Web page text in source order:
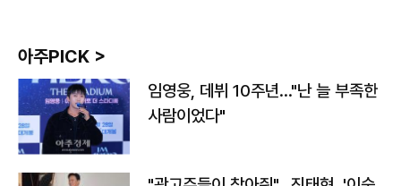
아주PICK >
임영웅, 데뷔 10주년…"난 늘 부족한
사람이었다"